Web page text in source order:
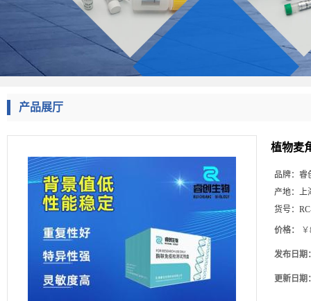
产品展厅
植物麦
品牌： 睿
产地： 上
货号：
价格：
发布日期
更新日期